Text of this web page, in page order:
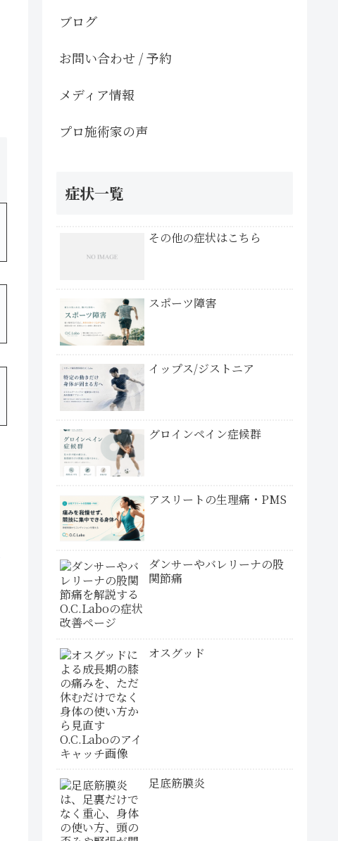
ブログ
お問い合わせ / 予約
メディア情報
プロ施術家の声
症状一覧
その他の症状はこちら
スポーツ障害
イップス/ジストニア
グロインペイン症候群
アスリートの生理痛・PMS
ダンサーやバレリーナの股
関節痛
オスグッド
足底筋膜炎